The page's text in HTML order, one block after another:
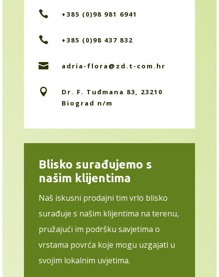
 +385 (0)98 981 6941
 +385 (0)98 437 832
 adria-flora@zd.t-com.hr

Dr. F. Tuđmana 83, 23210
Biograd n/m
Blisko surađujemo s
našim klijentima
Naš iskusni prodajni tim vrlo blisko
surađuje s našim klijentima na terenu,
pružajući im podršku savjetima o
vrstama povrća koje mogu uzgajati u
svojim lokalnim uvjetima.